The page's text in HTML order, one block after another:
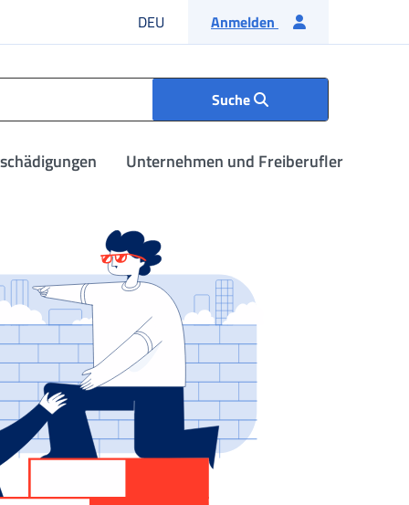
DEU Deutsche Sprache
Anmelden
Suche
Unternehmen und Freiberufler